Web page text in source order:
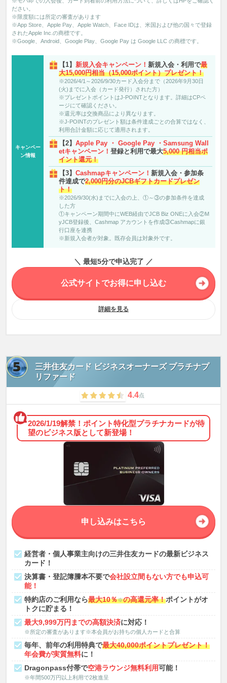
ださい。
※限度額には所定の審査があります
※App Store、Apple Pay、Apple Watch、Face IDは、米国および他の国々で登録
されたApple Inc.の商標です。
※Google、Android、Google Play、Google Pay は Google LLC の商標です。
キャンペー
ン情報
【1】新規入会キャンペーン！新規入会・利用で最
大15,000円相当（15,000ポイント）プレゼント！
※2026/4/1～2026/9/30カード入会分まで（2026年9月30日
(火)までに入会（カード発行）された方）
※プレゼントポイントはJ-POINTとなります。詳細はCPペ
ージにて確認ください。
※還元率は交換商品により異なります。
※J-POINTのプレゼント額は条件達成ごとの合算ではなく、
利用合計金額に応じて適用されます。
【2】Apple Pay ・ Google Pay ・Samsung Wall
etキャンペーン！登録と利用で最大5,000 円相当ポ
イント還元！
【3】Cashmapキャンペーン！新規入会・参加条
件達成で2,000円分のJCBギフトカードプレゼン
ト！
※2026/9/30(水)までに入会の上、①～③の参加条件を達成
した方
①キャンペーン期間中にWEB経由でJCB Biz ONEに入会②M
yJCB登録後、Cashmap アカウントを作成③Cashmapに銀
行口座を連携
※新規入会者が対象。既存会員は対象外です。
＼ 最短5分で申込完了 ／
公式サイトでお得に申し込む
詳細を見る
三井住友カード ビジネスオーナーズ プラチナプ
リファード
4.4点
2026/1/19解禁！ポイント特化型プラチナカードが待
望のビジネス版として新登場！
経営者・個人事業主向けの三井住友カードの最新ビジネス
カード！
決算書・登記簿謄本不要で会社設立間もない方でも申込可
能！
特約店のご利用なら最大10％※の高還元率！ポイントがオ
トクに貯まる！
最大9,999万円までの高額決済に対応！
※所定の審査があります※本会員がお持ちの個人カードと合算
毎年、前年の利用特典で最大40,000ポイントプレゼント！
年会費が実質無料に！
Dragonpass付帯で空港ラウンジ無料利用可能！
※年間500万円以上利用で2枚進呈
申し込みはこちら